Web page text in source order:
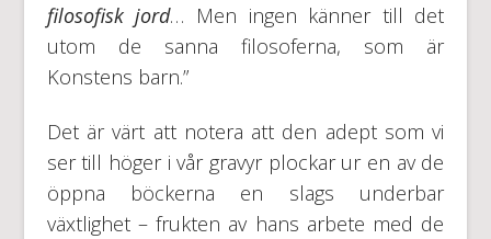
filosofisk jord… Men ingen känner till det
utom de sanna filosoferna, som är
Konstens barn.”
Det är värt att notera att den adept som vi
ser till höger i vår gravyr plockar ur en av de
öppna böckerna en slags underbar
växtlighet – frukten av hans arbete med de